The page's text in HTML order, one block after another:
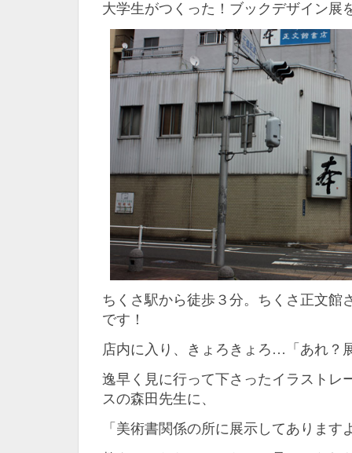
大学生がつくった！ブックデザイン展
ちくさ駅から徒歩３分。ちくさ正文館
です！
店内に入り、きょろきょろ…「あれ？
逸早く見に行って下さったイラストレ
スの森田先生に、
「美術書関係の所に展示してあります